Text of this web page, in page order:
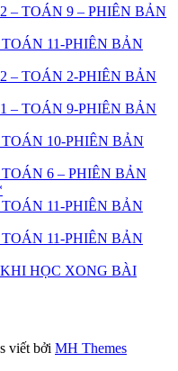
– TOÁN 9 – PHIÊN BẢN
11-PHIÊN BẢN
– TOÁN 2-PHIÊN BẢN
– TOÁN 9-PHIÊN BẢN
10-PHIÊN BẢN
6 – PHIÊN BẢN
11-PHIÊN BẢN
11-PHIÊN BẢN
HỌC XONG BÀI
viết bởi MH Themes